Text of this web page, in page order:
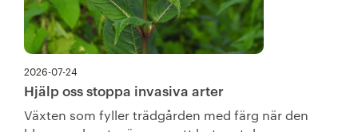
2026-07-24
Hjälp oss stoppa invasiva arter
Växten som fyller trädgården med färg när den